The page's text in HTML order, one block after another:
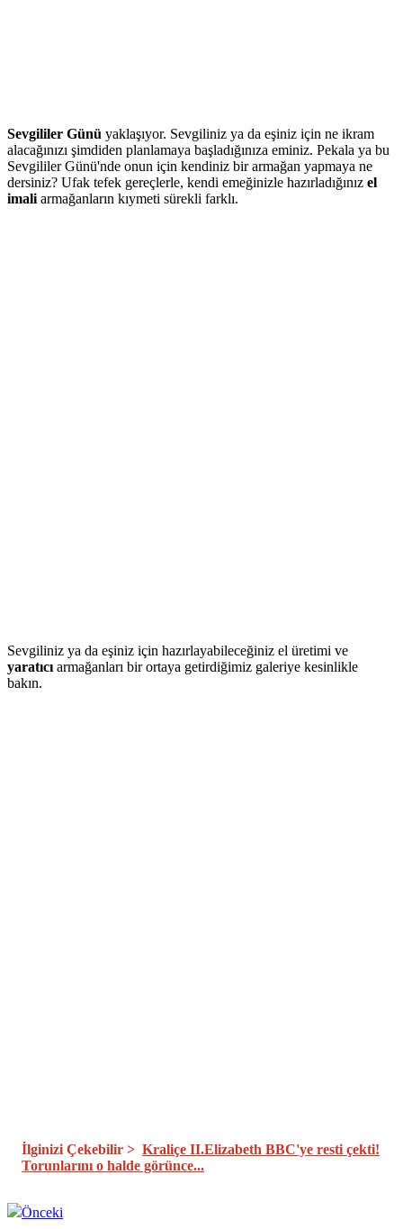
Sevgililer Günü yaklaşıyor. Sevgiliniz ya da eşiniz için ne ikram
alacağınızı şimdiden planlamaya başladığınıza eminiz. Pekala ya bu
Sevgililer Günü'nde onun için kendiniz bir armağan yapmaya ne
dersiniz? Ufak tefek gereçlerle, kendi emeğinizle hazırladığınız el
imali armağanların kıymeti sürekli farklı.
Sevgiliniz ya da eşiniz için hazırlayabileceğiniz el üretimi ve
yaratıcı armağanları bir ortaya getirdiğimiz galeriye kesinlikle
bakın.
İlginizi Çekebilir > Kraliçe II.Elizabeth BBC'ye resti çekti!
Torunlarını o halde görünce...
Önceki